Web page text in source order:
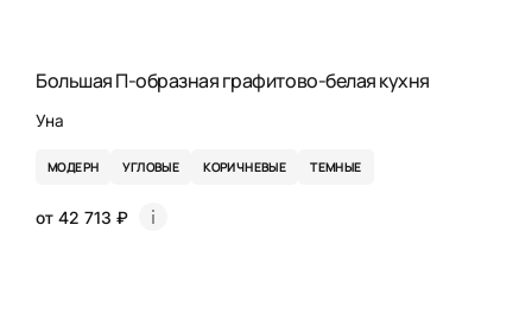
Большая П-образная графитово-белая кухня
Уна
МОДЕРН УГЛОВЫЕ КОРИЧНЕВЫЕ ТЕМНЫЕ
от 42 713 ₽